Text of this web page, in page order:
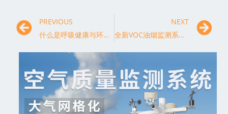
PREVIOUS
什么是呼吸健康与环境保护的关键？
NEXT
全新VOC油烟监测系统助力健康生活，保护家人健康